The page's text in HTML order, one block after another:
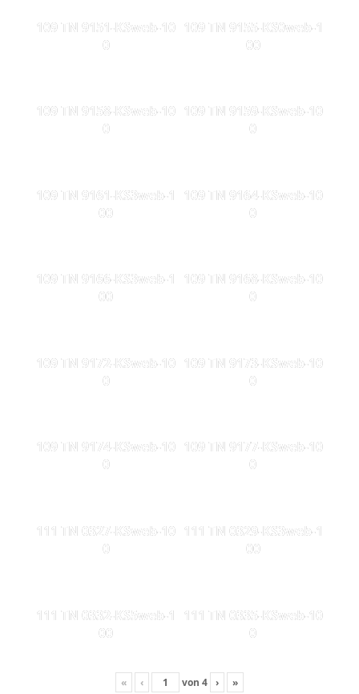
109 TN 9151-KSweb-10
0
109 TN 9155-KS0web-1
00
109 TN 9158-KSweb-10
0
109 TN 9159-KSweb-10
0
109 TN 9161-KS3web-1
00
109 TN 9164-KSweb-10
0
109 TN 9166-KS3web-1
00
109 TN 9168-KSweb-10
0
109 TN 9172-KSweb-10
0
109 TN 9173-KSweb-10
0
109 TN 9174-KSweb-10
0
109 TN 9177-KSweb-10
0
111 TN 0327-KSweb-10
0
111 TN 0329-KS3web-1
00
111 TN 0332-KS5web-1
00
111 TN 0335-KSweb-10
0
« ‹ von 4 › »